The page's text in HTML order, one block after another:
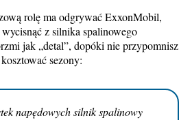
rolę ma odgrywać ExxonMobil,
z silnika spalinowego
jak „detal”, dopóki nie przypomnisz
sezony:
napędowych silnik spalinowy